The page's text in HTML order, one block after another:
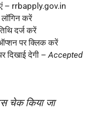
– rrbapply.gov.in
करें
दर्ज करें
पर क्लिक करें
दिखाई देगी – Accepted
चेक किया जा